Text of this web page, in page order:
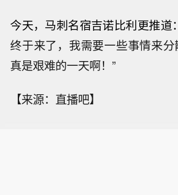
今天，马刺名宿吉诺比利更推道
终于来了，我需要一些事情来
真是艰难的一天啊！”
【来源：直播吧】